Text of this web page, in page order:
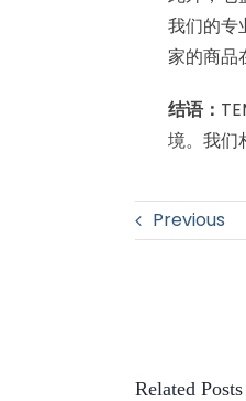
我们的专
家的商品
结语：
境。我们
Previous
Related Posts